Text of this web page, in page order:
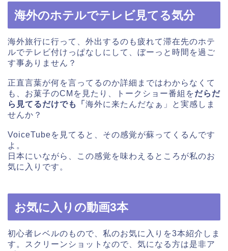
海外のホテルでテレビ見てる気分
海外旅行に行って、外出するのも疲れて滞在先のホテ
ルでテレビ付けっぱなしにして、ぼーっと時間を過ご
す事ありません？
正直言葉が何を言ってるのか詳細まではわからなくて
も、お菓子のCMを見たり、トークショー番組をだらだ
ら見てるだけでも「 海外に来たんだなぁ」と実感しま
せんか？
VoiceTubeを見てると、その感覚が蘇ってくるんです
よ。
日本にいながら、この感覚を味わえるところが私のお
気に入りです。
お気に入りの動画3本
初心者レベルのもので、私のお気に入りを3本紹介しま
す。スクリーンショットなので、気になる方は是非ア